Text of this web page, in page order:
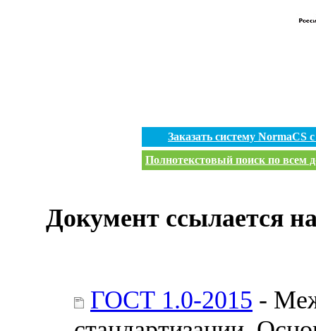
Заказать систему
Полнотекстовый поиск по всем
Документ ссылается
ГОСТ 1.0-2015 -